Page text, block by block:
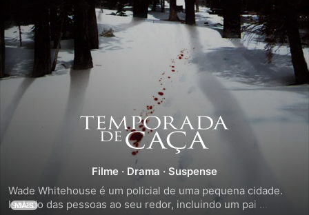
Temporada
de
Caça
Filme · Drama · Suspense
Wade Whitehouse é um policial de uma pequena cidade.
Isolado das pessoas ao seu redor, incluindo um pai
MAIS